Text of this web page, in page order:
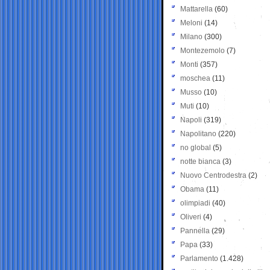
Mattarella (60)
Meloni (14)
Milano (300)
Montezemolo (7)
Monti (357)
moschea (11)
Musso (10)
Muti (10)
Napoli (319)
Napolitano (220)
no global (5)
notte bianca (3)
Nuovo Centrodestra (2)
Obama (11)
olimpiadi (40)
Oliveri (4)
Pannella (29)
Papa (33)
Parlamento (1.428)